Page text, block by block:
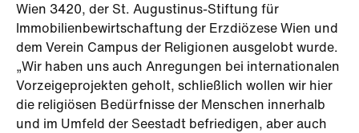
Wien 3420, der St. Augustinus-Stiftung für
Immobilienbewirtschaftung der Erzdiözese Wien und
dem Verein Campus der Religionen ausgelobt wurde.
„Wir haben uns auch Anregungen bei internationalen
Vorzeigeprojekten geholt, schließlich wollen wir hier
die religiösen Bedürfnisse der Menschen innerhalb
und im Umfeld der Seestadt befriedigen, aber auch